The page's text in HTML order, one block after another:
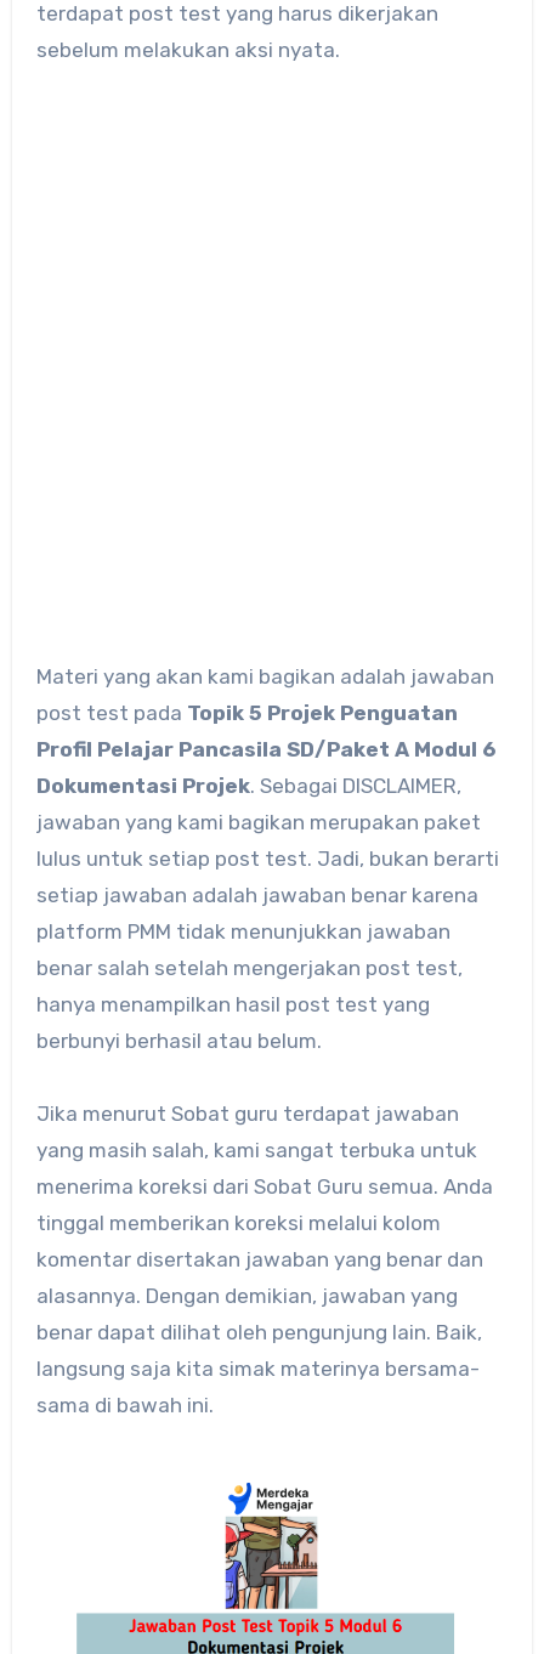
terdapat post test yang harus dikerjakan
sebelum melakukan aksi nyata.
Materi yang akan kami bagikan adalah jawaban
post test pada Topik 5 Projek Penguatan
Profil Pelajar Pancasila SD/Paket A Modul 6
Dokumentasi Projek. Sebagai DISCLAIMER,
jawaban yang kami bagikan merupakan paket
lulus untuk setiap post test. Jadi, bukan berarti
setiap jawaban adalah jawaban benar karena
platform PMM tidak menunjukkan jawaban
benar salah setelah mengerjakan post test,
hanya menampilkan hasil post test yang
berbunyi berhasil atau belum.
Jika menurut Sobat guru terdapat jawaban
yang masih salah, kami sangat terbuka untuk
menerima koreksi dari Sobat Guru semua. Anda
tinggal memberikan koreksi melalui kolom
komentar disertakan jawaban yang benar dan
alasannya. Dengan demikian, jawaban yang
benar dapat dilihat oleh pengunjung lain. Baik,
langsung saja kita simak materinya bersama-
sama di bawah ini.